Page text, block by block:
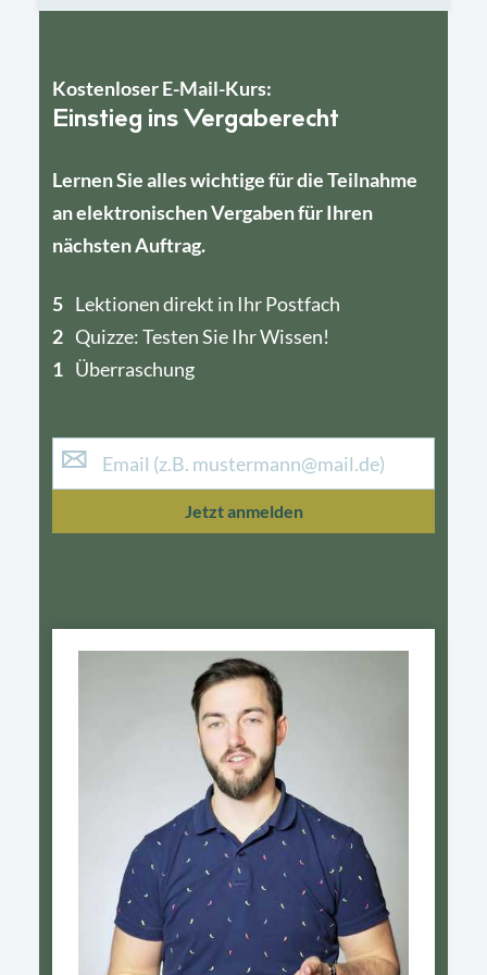
Kostenloser E-Mail-Kurs:
Einstieg ins Vergaberecht
Lernen Sie alles wichtige für die Teilnahme
an elektronischen Vergaben für Ihren
nächsten Auftrag.
5 Lektionen direkt in Ihr Postfach
2 Quizze: Testen Sie Ihr Wissen!
1 Überraschung
4
1
Jetzt anmelden